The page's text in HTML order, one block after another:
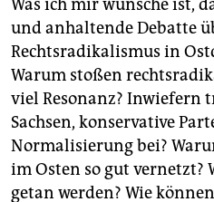
Was ich mir wünsche ist,
und anhaltende Debatte
Rechtsradikalismus in
Warum stoßen
viel Resonanz? Inwiefern
Sachsen, konservative
Normalisierung bei?
im Osten so gut vernetzt?
getan werden? Wie